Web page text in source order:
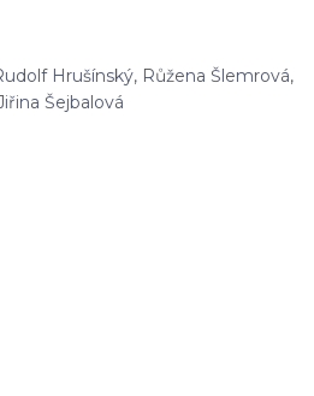
Hrušínský, Růžena Šlemrová,
Šejbalová